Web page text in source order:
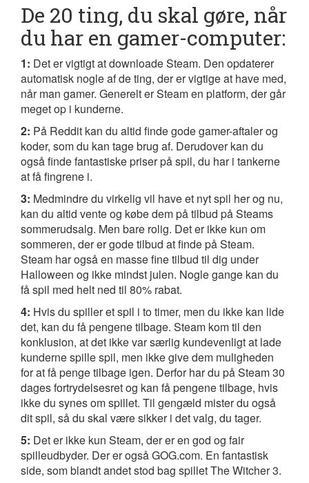
De 20 ting, du skal gøre, når
du har en gamer-computer:
1: Det er vigtigt at downloade Steam. Den opdaterer
automatisk nogle af de ting, der er vigtige at have med,
når man gamer. Generelt er Steam en platform, der går
meget op i kunderne.
2: På Reddit kan du altid finde gode gamer-aftaler og
koder, som du kan tage brug af. Derudover kan du
også finde fantastiske priser på spil, du har i tankerne
at få fingrene i.
3: Medmindre du virkelig vil have et nyt spil her og nu,
kan du altid vente og købe dem på tilbud på Steams
sommerudsalg. Men bare rolig. Det er ikke kun om
sommeren, der er gode tilbud at finde på Steam.
Steam har også en masse fine tilbud til dig under
Halloween og ikke mindst julen. Nogle gange kan du
få spil med helt ned til 80% rabat.
4: Hvis du spiller et spil i to timer, men du ikke kan lide
det, kan du få pengene tilbage. Steam kom til den
konklusion, at det ikke var særlig kundevenligt at lade
kunderne spille spil, men ikke give dem muligheden
for at få penge tilbage igen. Derfor har du på Steam 30
dages fortrydelsesret og kan få pengene tilbage, hvis
ikke du synes om spillet. Til gengæld mister du også
dit spil, så du skal være sikker i det valg, du tager.
5: Det er ikke kun Steam, der er en god og fair
spilleudbyder. Der er også GOG.com. En fantastisk
side, som blandt andet stod bag spillet The Witcher 3.